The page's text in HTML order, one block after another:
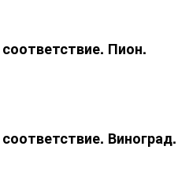
Пион.
Виноград.